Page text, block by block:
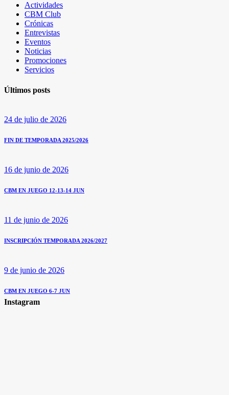
Actividades
CBM Club
Crónicas
Entrevistas
Eventos
Noticias
Promociones
Servicios
Últimos posts
24 de julio de 2026
FIN DE TEMPORADA 2025/2026
16 de junio de 2026
CBM EN JUEGO 12-13-14 JUN
11 de junio de 2026
INSCRIPCIÓN TEMPORADA 2026/2027
9 de junio de 2026
CBM EN JUEGO 6-7 JUN
Instagram